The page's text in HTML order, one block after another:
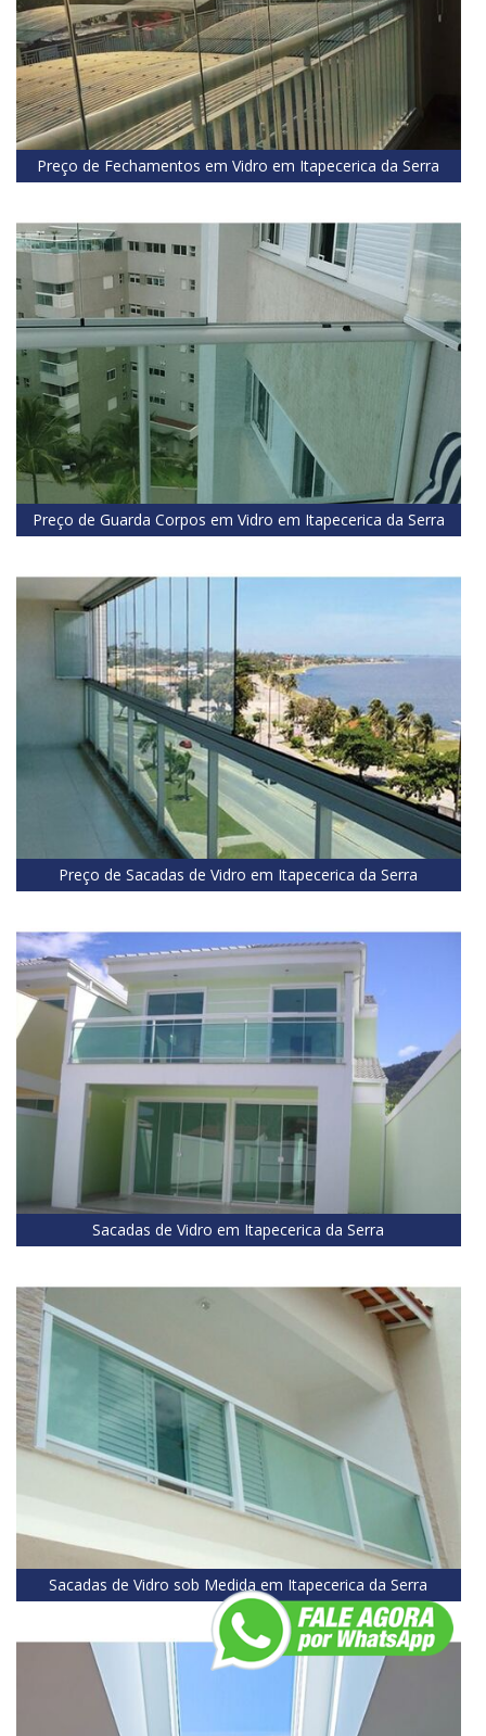
Preço de Fechamentos em Vidro em Itapecerica da Serra
Preço de Guarda Corpos em Vidro em Itapecerica da Serra
Preço de Sacadas de Vidro em Itapecerica da Serra
Sacadas de Vidro em Itapecerica da Serra
Sacadas de Vidro sob Medida em Itapecerica da Serra